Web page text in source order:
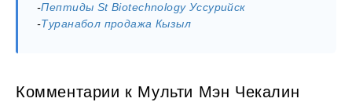
-Пептиды St Biotechnology Уссурийск
-Туранабол продажа Кызыл
Комментарии к Мульти Мэн Чекалин